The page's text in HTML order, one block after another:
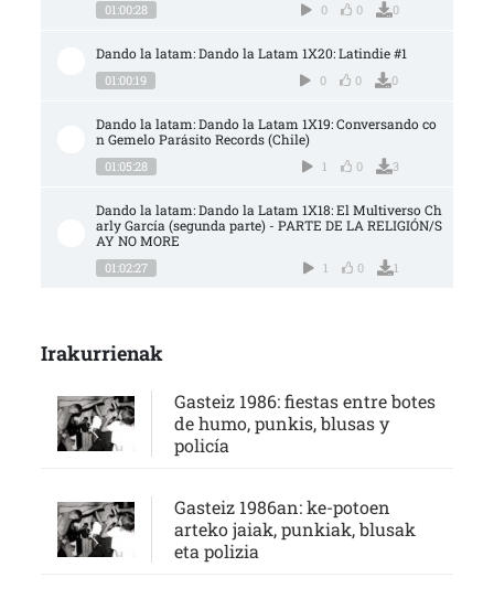
01:00:28 0 0 0
Dando la latam: Dando la Latam 1X20: Latindie #1
01:00:19 0 0 0
Dando la latam: Dando la Latam 1X19: Conversando co
n Gemelo Parásito Records (Chile)
01:05:28 1 0 3
Dando la latam: Dando la Latam 1X18: El Multiverso Ch
arly García (segunda parte) - PARTE DE LA RELIGIÓN/S
AY NO MORE
01:02:27 1 0 1
Irakurrienak
Gasteiz 1986: fiestas entre botes
de humo, punkis, blusas y
policía
Gasteiz 1986an: ke-potoen
arteko jaiak, punkiak, blusak
eta polizia